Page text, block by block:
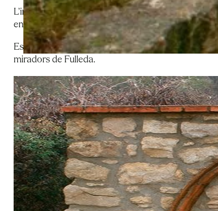
L’indret, ombrívol i fresc, s’ubica sota un gran
enclotat, amb esglaons per accedir-hi, i l’aixeta
Es pot arribar-hi fàcilment des de la carretera LV-
miradors de Fulleda.